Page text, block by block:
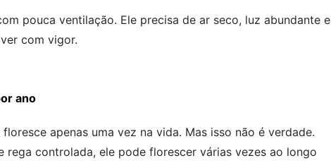
pouca ventilação. Ele precisa de ar seco, luz abundante e
com vigor.
ano
apenas uma vez na vida. Mas isso não é verdade.
rega controlada, ele pode florescer várias vezes ao longo